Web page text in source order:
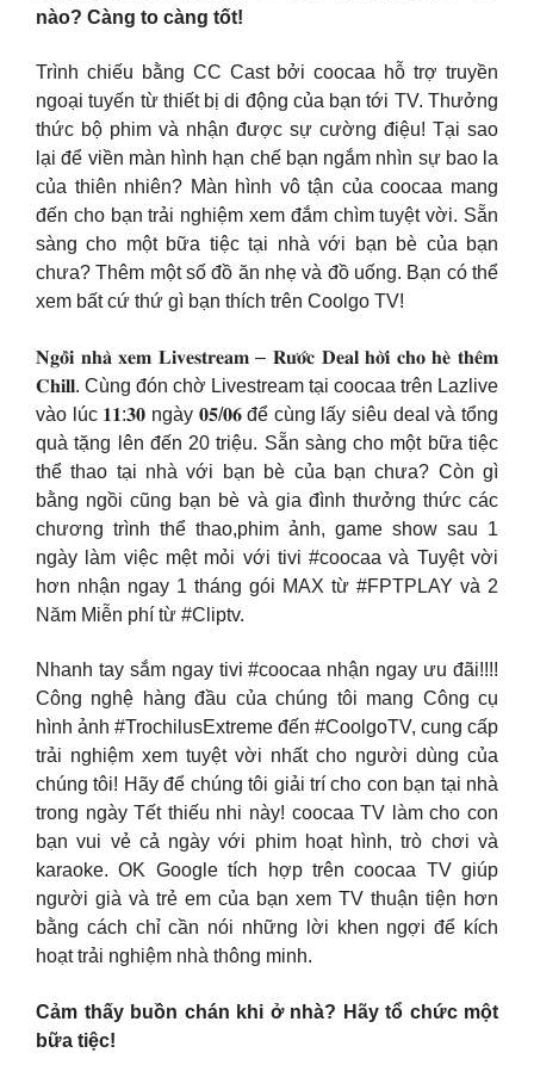
nào? Càng to càng tốt!
Trình chiếu bằng CC Cast bởi coocaa hỗ trợ truyền
ngoại tuyến từ thiết bị di động của bạn tới TV. Thưởng
thức bộ phim và nhận được sự cường điệu! Tại sao
lại để viền màn hình hạn chế bạn ngắm nhìn sự bao la
của thiên nhiên? Màn hình vô tận của coocaa mang
đến cho bạn trải nghiệm xem đắm chìm tuyệt vời. Sẵn
sàng cho một bữa tiệc tại nhà với bạn bè của bạn
chưa? Thêm một số đồ ăn nhẹ và đồ uống. Bạn có thể
xem bất cứ thứ gì bạn thích trên Coolgo TV!
𝐍𝐠𝐨̂̀𝐢 𝐧𝐡𝐚̀ 𝐱𝐞𝐦 𝐋𝐢𝐯𝐞𝐬𝐭𝐫𝐞𝐚𝐦 – 𝐑𝐮̛𝐨̛́𝐜 𝐃𝐞𝐚𝐥 𝐡𝐨̛̀𝐢 𝐜𝐡𝐨 𝐡𝐞̀ 𝐭𝐡𝐞̂𝐦
𝐂𝐡𝐢𝐥𝐥. Cùng đón chờ Livestream tại coocaa trên Lazlive
vào lúc 𝟏𝟏:𝟑𝟎 ngày 𝟎𝟓/𝟎𝟔 để cùng lấy siêu deal và tổng
quà tặng lên đến 20 triệu. Sẵn sàng cho một bữa tiệc
thể thao tại nhà với bạn bè của bạn chưa? Còn gì
bằng ngồi cũng bạn bè và gia đình thưởng thức các
chương trình thể thao,phim ảnh, game show sau 1
ngày làm việc mệt mỏi với tivi #coocaa và Tuyệt vời
hơn nhận ngay 1 tháng gói MAX từ #FPTPLAY và 2
Năm Miễn phí từ #Cliptv.
Nhanh tay sắm ngay tivi #coocaa nhận ngay ưu đãi!!!!
Công nghệ hàng đầu của chúng tôi mang Công cụ
hình ảnh #TrochilusExtreme đến #CoolgoTV, cung cấp
trải nghiệm xem tuyệt vời nhất cho người dùng của
chúng tôi! Hãy để chúng tôi giải trí cho con bạn tại nhà
trong ngày Tết thiếu nhi này! coocaa TV làm cho con
bạn vui vẻ cả ngày với phim hoạt hình, trò chơi và
karaoke. OK Google tích hợp trên coocaa TV giúp
người già và trẻ em của bạn xem TV thuận tiện hơn
bằng cách chỉ cần nói những lời khen ngợi để kích
hoạt trải nghiệm nhà thông minh.
Cảm thấy buồn chán khi ở nhà? Hãy tổ chức một
bữa tiệc!